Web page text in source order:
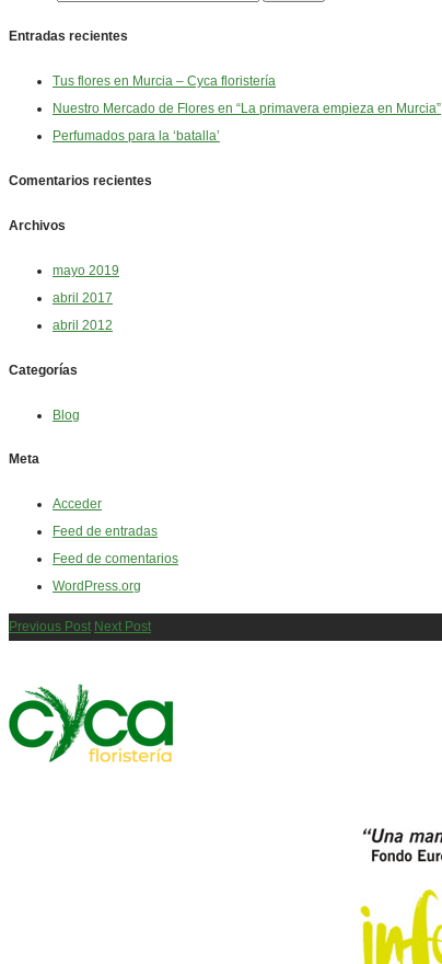
Entradas recientes
Tus flores en Murcia – Cyca floristería
Nuestro Mercado de Flores en “La primavera empieza en Murcia”
Perfumados para la ‘batalla’
Comentarios recientes
Archivos
mayo 2019
abril 2017
abril 2012
Categorías
Blog
Meta
Acceder
Feed de entradas
Feed de comentarios
WordPress.org
Previous Post Next Post